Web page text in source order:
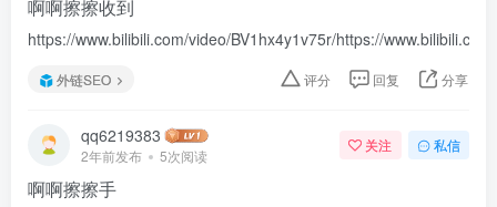
啊啊擦擦收到
https://www.bilibili.com/video/BV1hx4y1v75r/https://
外链SEO 评分 回复 分享
qq6219383
2年前发布 5次阅读
关注 私信
啊啊擦擦手